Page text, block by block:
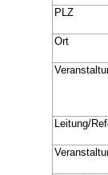
PLZ
Ort
Leitung/